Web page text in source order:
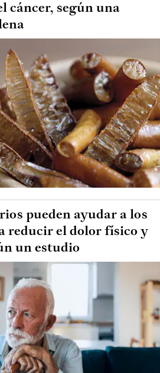
cáncer, según una
pueden ayudar a los
reducir el dolor físico y
un estudio